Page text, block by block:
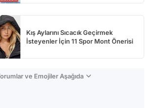
Kış Aylarını Sıcacık Geçirmek
İsteyenler İçin 11 Spor Mont Önerisi
ve Emojiler Aşağıda